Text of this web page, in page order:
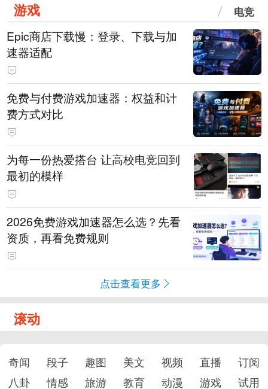
游戏 电竞
Epic商店下载慢：登录、下载与加
速器适配
免费与付费游戏加速器：权益和计
费方式对比
为每一份热爱搭台 让高校电竞回到
最初的模样
2026免费游戏加速器怎么选？先看
资质，再看免费规则
点击查看更多
滚动
奇闻 段子 趣图 美文 视频 直播
订阅
八卦
情感 旅游 教育 动漫 游戏 试用